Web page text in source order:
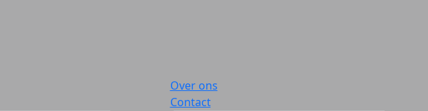
Over ons
Contact